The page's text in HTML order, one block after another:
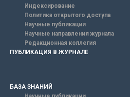
Индексирование
Политика открытого доступа
Научные публикации
Научные направления журнала
Редакционная коллегия
ПУБЛИКАЦИЯ В ЖУРНАЛЕ
БАЗА ЗНАНИЙ